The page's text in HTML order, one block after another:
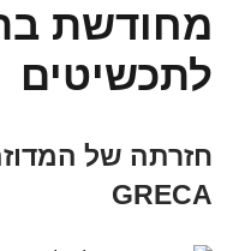
מחודשת
לתכשיטים
GRECA